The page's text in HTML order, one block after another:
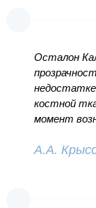
Осталон
костной
момент
А.А.